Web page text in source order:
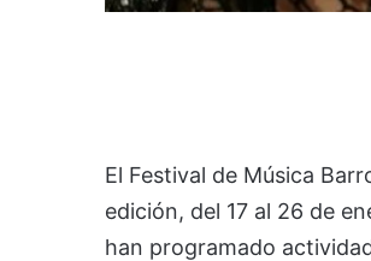
El Festival de Música
edición, del 17 al 26 de
han programado